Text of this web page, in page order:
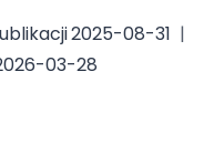
2025-08-31
03-28